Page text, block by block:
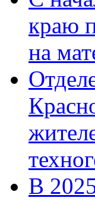
краю
на
В